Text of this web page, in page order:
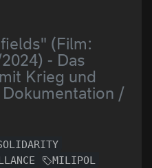
(Film:
- Das
Krieg und
/
MILIPOL